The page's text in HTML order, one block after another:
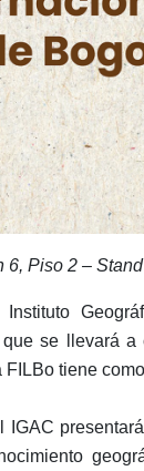
Piso 2 –
que se llevará
tiene
IGAC